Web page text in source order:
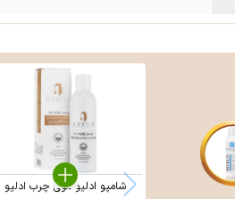
شامپو ادلیو موی چرب ادلیو